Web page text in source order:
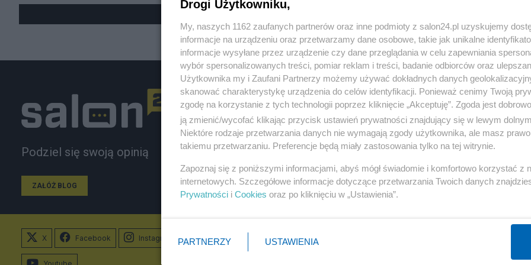
Podziel się swoją opinią
ZAŁÓŻ BLOG
Polityka
PiS
Rząd
NATO
KO
Gospodarka
Biznes
Pieniądze
Centralny Port Komunikacyjny
Inwestycje
Podatki
X Facebook Instagram
Youtube
Drogi Użytkowniku,
My, naszych 1162 zaufanych partnerów oraz inne podmioty z salon24.pl uzyskujemy
informacje na urządzeniu oraz przetwarzamy dane osobowe, takie jak unikalne
informacje wysyłane przez urządzenie czy dane przeglądania w celu zapewniania
wybór spersonalizowanych treści, pomiar reklam i treści, badanie odbiorców oraz
Użytkownika my i Zaufani Partnerzy możemy używać dokładnych danych
skanować charakterystykę urządzenia do celów identyfikacji. Ponieważ cenimy Twoją
zgodę na korzystanie z tych technologii poprzez kliknięcie „Akceptuję”. Zgoda jest
ją zmienić/wycofać klikając przycisk ustawień prywatności znajdujący się w lewym
Niektóre rodzaje przetwarzania danych nie wymagają zgody użytkownika, ale masz
takiemu przetwarzaniu. Preferencje będą miały zastosowania tylko na tej witrynie.
Zapoznaj się z poniższymi informacjami, abyś mógł świadomie i komfortowo korzystać z
internetowych. Szczegółowe informacje dotyczące przetwarzania Twoich danych
Prywatności i Cookies oraz po kliknięciu w „Ustawienia”.
PARTNERZY USTAWIENIA